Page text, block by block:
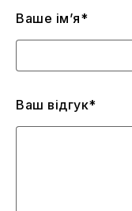
Ваше ім’я*
Ваш відгук*